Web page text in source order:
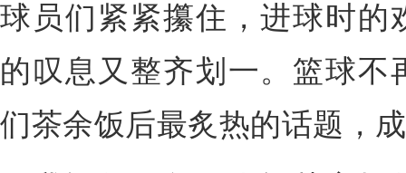
球员们紧紧攥住，进球时的
的叹息又整齐划一。篮球不
们茶余饭后最炙热的话题，